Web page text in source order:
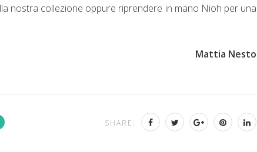
nostra collezione oppure riprendere in mano Nioh per una
Mattia Nesto
SHARE: